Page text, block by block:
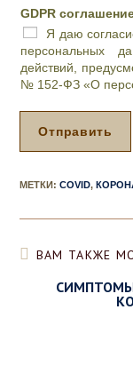
ч
и
п
о
у
д
е
GDPR
Я даю
персональных
действий,
№ 152-ФЗ «О
Отправить
МЕТКИ:COVID,
ВАМ ТАКЖЕ